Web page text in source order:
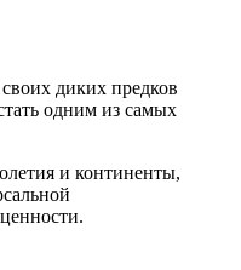
диких предков
одним из самых
и континенты,